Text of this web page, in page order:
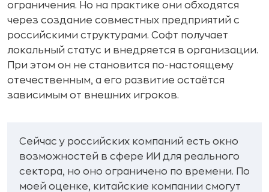
ограничения. Но на практике они обходятся
через создание совместных предприятий с
российскими структурами. Софт получает
локальный статус и внедряется в организации.
При этом он не становится по-настоящему
отечественным, а его развитие остаётся
зависимым от внешних игроков.
Сейчас у российских компаний есть окно
возможностей в сфере ИИ для реального
сектора, но оно ограничено по времени. По
моей оценке, китайские компании смогут